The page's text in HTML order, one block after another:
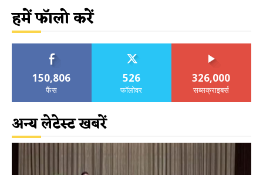
हमें फॉलो करें
150,806
फैंस
526
फॉलोवर
326,000
सब्सक्राइबर्स
अन्य लेटेस्ट खबरें